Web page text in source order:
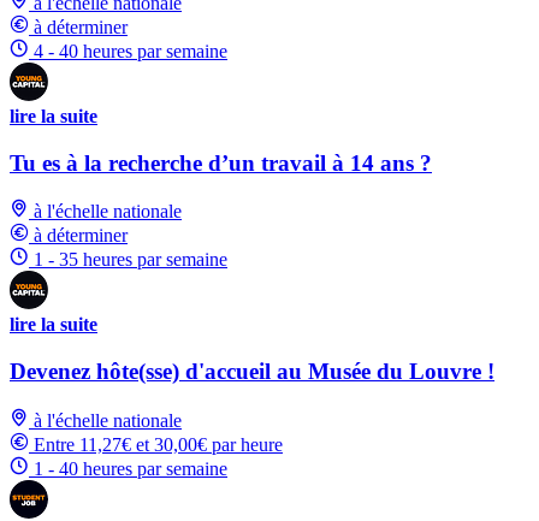
à déterminer
4 - 40 heures par semaine
lire la suite
Tu es à la recherche d’un travail à 14 ans ?
à l'échelle nationale
à déterminer
1 - 35 heures par semaine
lire la suite
Devenez hôte(sse) d'accueil au Musée du Louvre !
à l'échelle nationale
Entre 11,27€ et 30,00€ par heure
1 - 40 heures par semaine